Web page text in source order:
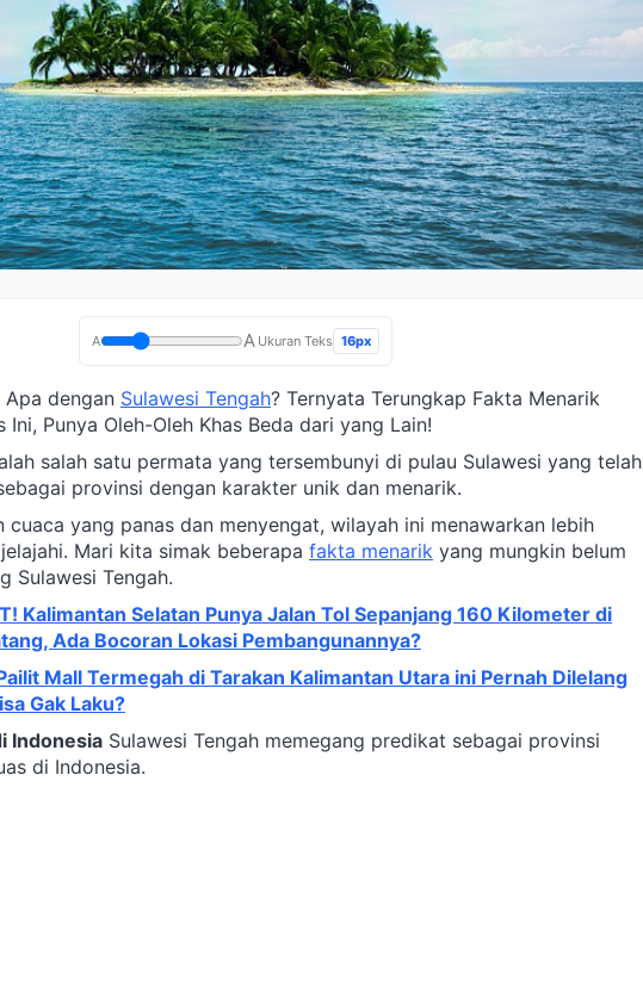
A A Ukuran Teks 16px
Apa dengan Sulawesi Tengah? Ternyata Terungkap Fakta Menarik
Ini, Punya Oleh-Oleh Khas Beda dari yang Lain!
salah satu permata yang tersembunyi di pulau Sulawesi yang telah
provinsi dengan karakter unik dan menarik.
cuaca yang panas dan menyengat, wilayah ini menawarkan lebih
Mari kita simak beberapa fakta menarik yang mungkin belum
Sulawesi Tengah.
Kalimantan Selatan Punya Jalan Tol Sepanjang 160 Kilometer di
Ada Bocoran Lokasi Pembangunannya?
Mall Termegah di Tarakan Kalimantan Utara ini Pernah Dilelang
Gak Laku?
Indonesia Sulawesi Tengah memegang predikat sebagai provinsi
di Indonesia.